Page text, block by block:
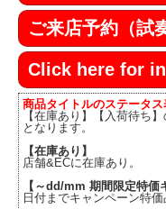
ご来店予約（試
Click here for
商品タイトルのステータス
【在庫あり】【入荷待ち
となります。
【在庫あり】
店舗&ECに在庫あり。
【～dd/mm 期間限定特価
日付までキャンペーン特価